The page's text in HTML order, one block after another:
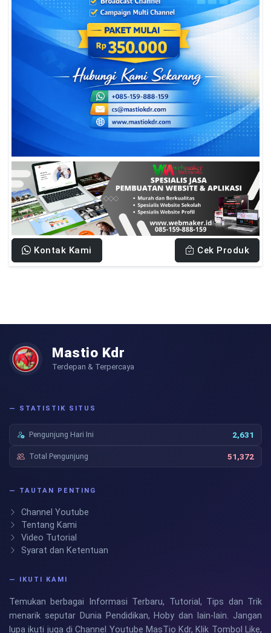
Kontak Kami Cek Produk
Mastio Kdr
Terdepan & Terpercaya
— STATISTIK SITUS
Pengunjung Hari Ini 2,631
Total Pengunjung 51,372
— TAUTAN PENTING
Channel Youtube
Tentang Kami
Video Tutorial
Syarat dan Ketentuan
— IKUTI KAMI
Temukan berbagai Informasi Terbaru, Tutorial, Tips dan Trik
menarik seputar Dunia Pendidikan, Hoby dan lain-lain. Jangan
lupa ikuti juga di Channel Youtube MasTio Kdr, Klik Tombol Like,